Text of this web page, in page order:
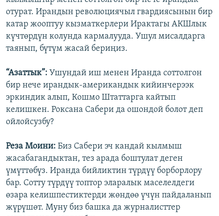
отурат. Ирандын революциячыл гвардиясынын бир
катар жооптуу кызматкерлери Ирактагы АКШлык
күчтөрдүн колунда кармалууда. Ушул мисалдарга
таянып, бүтүм жасай бериңиз.
“Азаттык”: Ушундай иш менен Иранда соттолгон
бир нече ирандык-американдык кийинчерээк
эркиндик алып, Кошмо Штаттарга кайтып
келишкен. Роксана Сабери да ошондой болот деп
ойлойсузбу?
Реза Моини: Биз Сабери эч кандай кылмыш
жасабагандыктан, тез арада боштулат деген
үмүттөбүз. Иранда бийликтин түрдүү борборлору
бар. Сотту түрдүү топтор эларалык маселелдеги
өзара келишпестиктерди жөндөө үчүн пайдаланып
жүрүшөт. Муну биз башка да журналисттер